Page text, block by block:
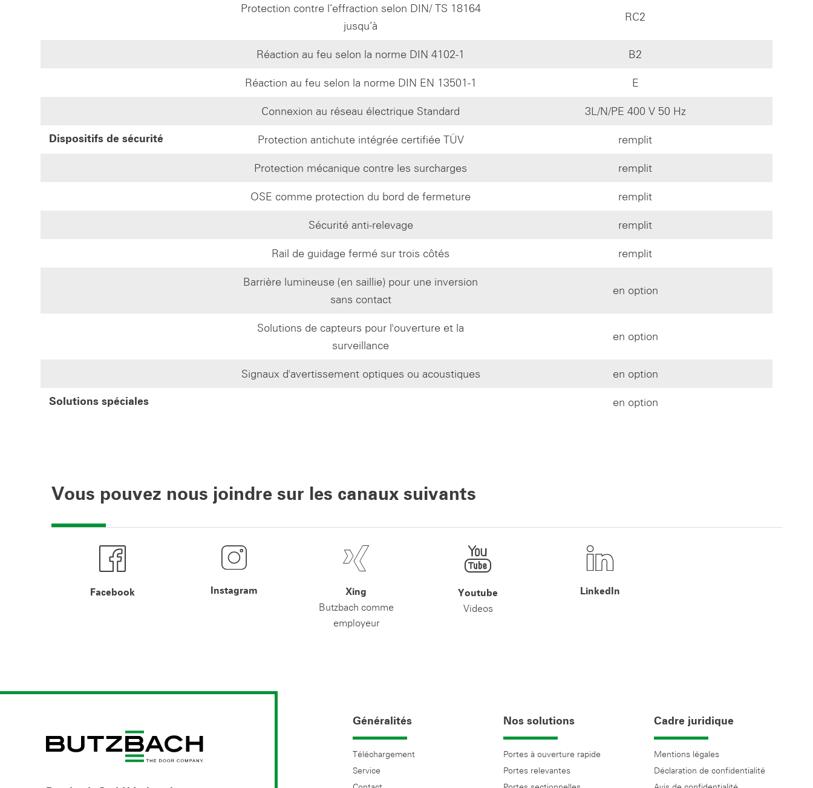
Protection contre l‘effraction selon DIN/ TS 18164
jusqu‘à
RC2
Réaction au feu selon la norme DIN 4102-1 B2
Réaction au feu selon la norme DIN EN 13501-1 E
Connexion au réseau électrique Standard 3L/N/PE 400 V 50 Hz
Dispositifs de sécurité Protection antichute intégrée certifiée TÜV remplit
Protection mécanique contre les surcharges remplit
OSE comme protection du bord de fermeture remplit
Sécurité anti-relevage remplit
Rail de guidage fermé sur trois côtés remplit
Barrière lumineuse (en saillie) pour une inversion
sans contact
en option
Solutions de capteurs pour l'ouverture et la
surveillance
en option
Signaux d'avertissement optiques ou acoustiques en option
Solutions spéciales en option
Vous pouvez nous joindre sur les canaux suivants
Facebook Instagram Xing
Butzbach comme
employeur
Youtube
Videos
LinkedIn
Généralités
Téléchargement
Service
Nos solutions
Portes à ouverture rapide
Portes relevantes
Cadre juridique
Mentions légales
Déclaration de confidentialité